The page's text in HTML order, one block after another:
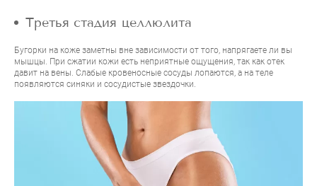
Третья стадия целлюлита
Бугорки на коже заметны вне зависимости от того, напрягаете ли вы
мышцы. При сжатии кожи есть неприятные ощущения, так как отек
давит на вены. Слабые кровеносные сосуды лопаются, а на теле
появляются синяки и сосудистые звездочки.